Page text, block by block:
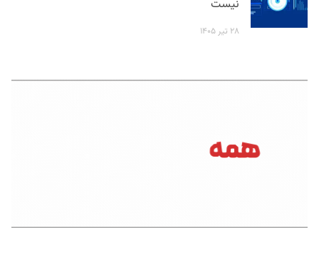
نیست
۲۸ تیر ۱۴۰۵